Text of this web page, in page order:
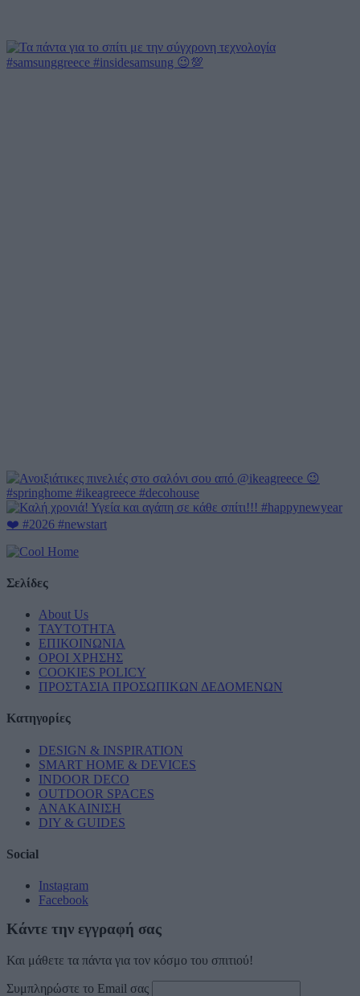
Σελίδες
About Us
ΤΑΥΤΟΤΗΤΑ
ΕΠΙΚΟΙΝΩΝΙΑ
ΟΡΟΙ ΧΡΗΣΗΣ
COOKIES POLICY
ΠΡΟΣΤΑΣΙΑ ΠΡΟΣΩΠΙΚΩΝ ΔΕΔΟΜΕΝΩΝ
Κατηγορίες
DESIGN & INSPIRATION
SMART HOME & DEVICES
INDOOR DECO
OUTDOOR SPACES
ΑΝΑΚΑΙΝΙΣΗ
DIY & GUIDES
Social
Instagram
Facebook
Κάντε την εγγραφή σας
Και μάθετε τα πάντα για τον κόσμο του σπιτιού!
Συμπληρώστε το Email σας